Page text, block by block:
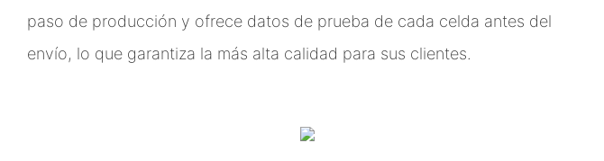
paso de producción y ofrece datos de prueba de cada celda antes del
envío, lo que garantiza la más alta calidad para sus clientes.